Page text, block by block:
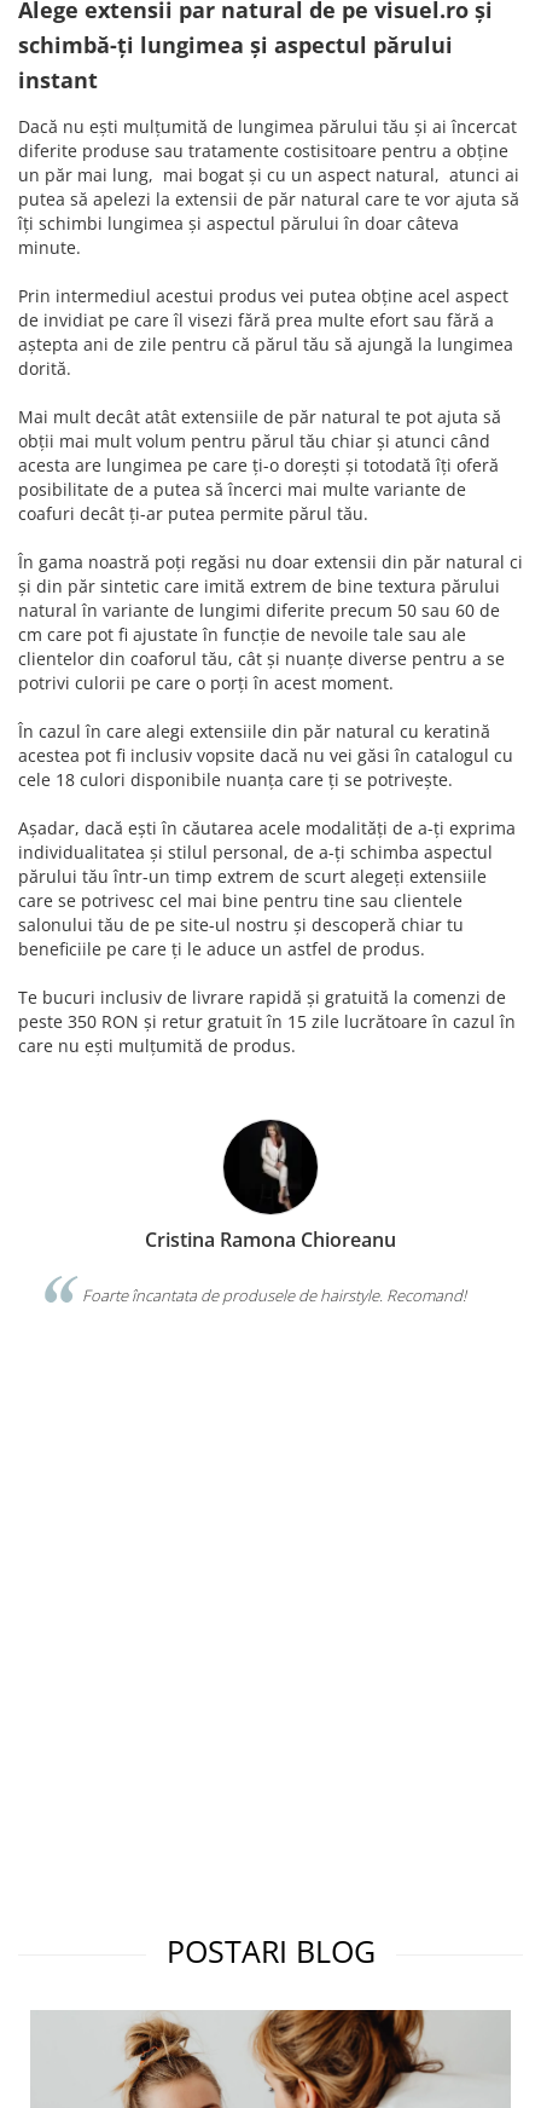
Alege extensii par natural de pe visuel.ro și
schimbă-ți lungimea și aspectul părului
instant
Dacă nu ești mulțumită de lungimea părului tău și ai încercat
diferite produse sau tratamente costisitoare pentru a obține
un păr mai lung, mai bogat și cu un aspect natural, atunci ai
putea să apelezi la extensii de păr natural care te vor ajuta să
îți schimbi lungimea și aspectul părului în doar câteva
minute.
Prin intermediul acestui produs vei putea obține acel aspect
de invidiat pe care îl visezi fără prea multe efort sau fără a
aștepta ani de zile pentru că părul tău să ajungă la lungimea
dorită.
Mai mult decât atât extensiile de păr natural te pot ajuta să
obții mai mult volum pentru părul tău chiar și atunci când
acesta are lungimea pe care ți-o dorești și totodată îți oferă
posibilitate de a putea să încerci mai multe variante de
coafuri decât ți-ar putea permite părul tău.
În gama noastră poți regăsi nu doar extensii din păr natural ci
și din păr sintetic care imită extrem de bine textura părului
natural în variante de lungimi diferite precum 50 sau 60 de
cm care pot fi ajustate în funcție de nevoile tale sau ale
clientelor din coaforul tău, cât și nuanțe diverse pentru a se
potrivi culorii pe care o porți în acest moment.
În cazul în care alegi extensiile din păr natural cu keratină
acestea pot fi inclusiv vopsite dacă nu vei găsi în catalogul cu
cele 18 culori disponibile nuanța care ți se potrivește.
Așadar, dacă ești în căutarea acele modalități de a-ți exprima
individualitatea și stilul personal, de a-ți schimba aspectul
părului tău într-un timp extrem de scurt alegeți extensiile
care se potrivesc cel mai bine pentru tine sau clientele
salonului tău de pe site-ul nostru și descoperă chiar tu
beneficiile pe care ți le aduce un astfel de produs.
Te bucuri inclusiv de livrare rapidă și gratuită la comenzi de
peste 350 RON și retur gratuit în 15 zile lucrătoare în cazul în
care nu ești mulțumită de produs.
Nuti Chelaru
Îmi plac foarte mult genele false de la VISUEL. Sunt de
POSTARI BLOG